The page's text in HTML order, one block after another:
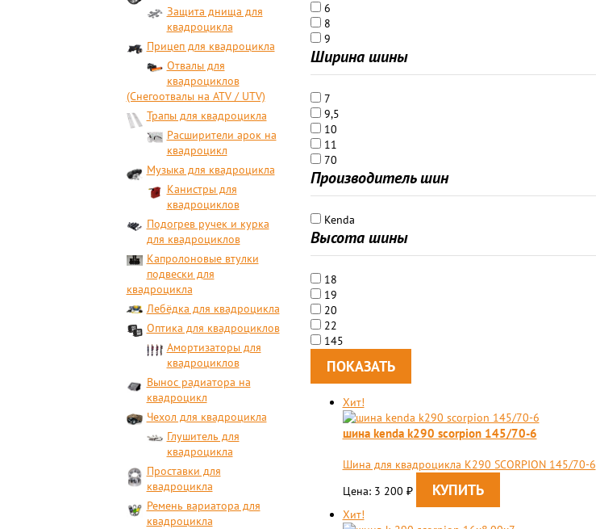
Защита днища для
квадроцикла
Прицеп для квадроцикла
Отвалы для
квадроциклов
(Снегоотвалы на ATV / UTV)
Трапы для квадроцикла
Расширители арок на
квадроцикл
Музыка для квадроцикла
Канистры для
квадроциклов
Подогрев ручек и курка
для квадроциклов
Капролоновые втулки
подвески для
квадроцикла
Лебёдка для квадроцикла
Оптика для квадроциклов
Амортизаторы для
квадроциклов
Вынос радиатора на
квадроцикл
Чехол для квадроцикла
Глушитель для
квадроцикла
Проставки для
квадроцикла
Ремень вариатора для
квадроцикла
6
8
9
Ширина шины
7
9,5
10
11
70
Производитель шин
Kenda
Высота шины
18
19
20
22
145
Хит!
шина kenda k290 scorpion 145/70-6
Шина для квадроцикла K290 SCORPION 145/70-6
Цена: 3 200 ₽
Хит!